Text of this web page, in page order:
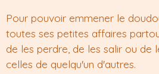
Pour pouvoir emmener le
toutes ses petites affaires
de les perdre, de les salir ou de
celles de quelqu'un d'autres.